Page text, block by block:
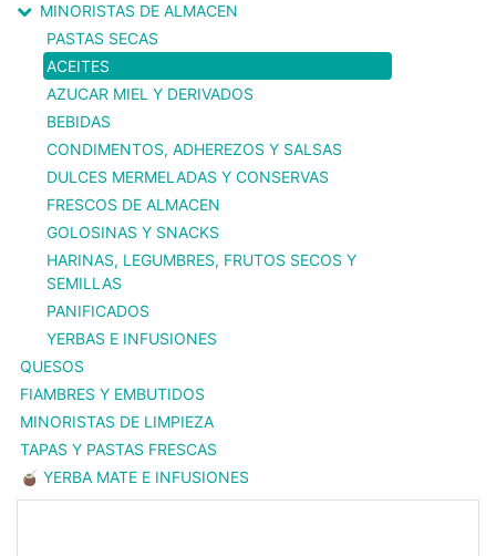
MINORISTAS DE ALMACEN
PASTAS SECAS
ACEITES
AZUCAR MIEL Y DERIVADOS
BEBIDAS
CONDIMENTOS, ADHEREZOS Y SALSAS
DULCES MERMELADAS Y CONSERVAS
FRESCOS DE ALMACEN
GOLOSINAS Y SNACKS
HARINAS, LEGUMBRES, FRUTOS SECOS Y
SEMILLAS
PANIFICADOS
YERBAS E INFUSIONES
QUESOS
FIAMBRES Y EMBUTIDOS
MINORISTAS DE LIMPIEZA
TAPAS Y PASTAS FRESCAS
🧉 YERBA MATE E INFUSIONES